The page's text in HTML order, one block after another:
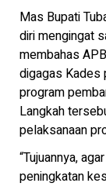
Mas Bupati
diri mengingat
membahas
digagas Kades
program
Langkah
pelaksanaan
“Tujuannya,
peningkatan